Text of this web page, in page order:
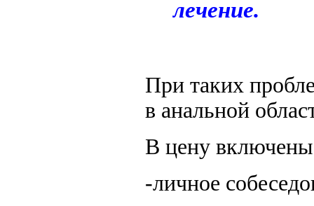
лечение.
При таких
в анальной
В цену
-личное